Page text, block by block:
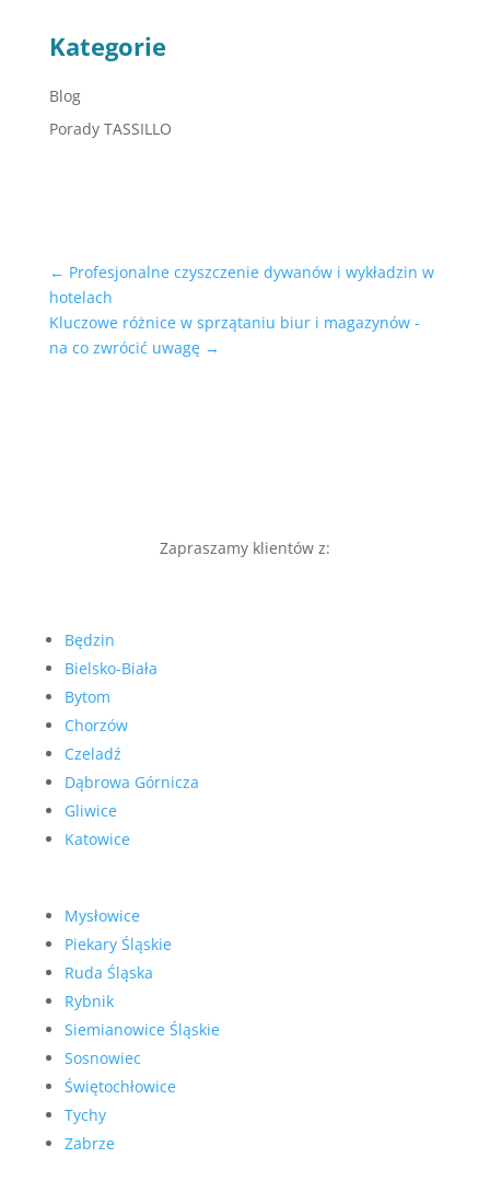
Kategorie
Blog
Porady TASSILLO
← Profesjonalne czyszczenie dywanów i wykładzin w
hotelach
Kluczowe różnice w sprzątaniu biur i magazynów -
na co zwrócić uwagę→
Zapraszamy klientów z:
Będzin
Bielsko-Biała
Bytom
Chorzów
Czeladź
Dąbrowa Górnicza
Gliwice
Katowice
Mysłowice
Piekary Śląskie
Ruda Śląska
Rybnik
Siemianowice Śląskie
Sosnowiec
Świętochłowice
Tychy
Zabrze